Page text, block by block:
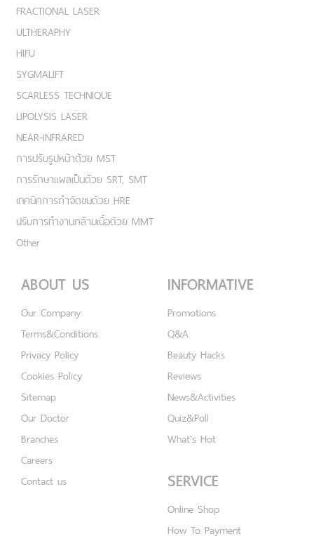
FRACTIONAL LASER
ULTHERAPHY
HIFU
SYGMALIFT
SCARLESS TECHNIQUE
LIPOLYSIS LASER
NEAR-INFRARED
การปรับรูปหน้าด้วย MST
การรักษาแผลเป็นด้วย SRT, SMT
เทคนิคการกำจัดขนด้วย HRE
ปรับการทำงานกล้ามเนื้อด้วย MMT
Other
ABOUT US
Our Company
Terms&Conditions
Privacy Policy
Cookies Policy
Sitemap
Our Doctor
Branches
Careers
Contact us
INFORMATIVE
Promotions
Q&A
Beauty Hacks
Reviews
News&Activities
Quiz&Poll
What's Hot
SERVICE
Online Shop
How To Payment